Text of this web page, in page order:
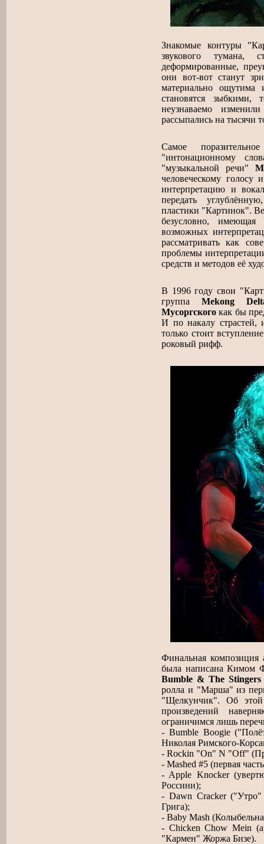
Знакомые контуры
звукового тумана,
деформированные,
они вот-вот станут
материально ощутима
становятся
неузнаваемо
рассыпались на тысячи
Самое
"интонационному
"музыкальной речи"
человеческому голосу
интерпретацию и
передать
пластики "Картинок".
безусловно,
возможных
рассматривать как
проблемы
средств и методов её
В 1996 году свои
группа Mekong
Мусоргского как бы
И по накалу страстей,
только стоит
роковый рифф.
Финальная
была написана Кимом
Bumble & The Stingers
ролла и "Марша" из
"Щелкунчик". Об этой
произведений
ограничимся лишь
- Bumble Boogie
Николая Римского-
- Rockin "On" N "Off"
- Mashed #5 (первая
- Apple Knocker
Россини);
- Dawn Cracker
Грига);
- Baby Mash
- Chicken Chow Mein
"Кармен" Жоржа Бизе).